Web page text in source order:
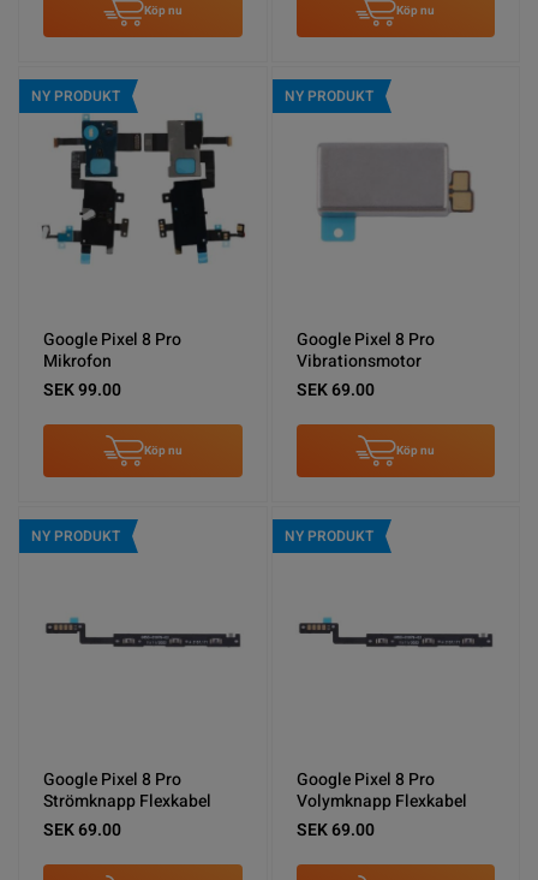
Köp nu Köp nu
NY PRODUKT
Google Pixel 8 Pro
Mikrofon
SEK 99.00
Köp nu
NY PRODUKT
Google Pixel 8 Pro
Vibrationsmotor
SEK 69.00
Köp nu
NY PRODUKT
Google Pixel 8 Pro
Strömknapp Flexkabel
SEK 69.00
NY PRODUKT
Google Pixel 8 Pro
Volymknapp Flexkabel
SEK 69.00